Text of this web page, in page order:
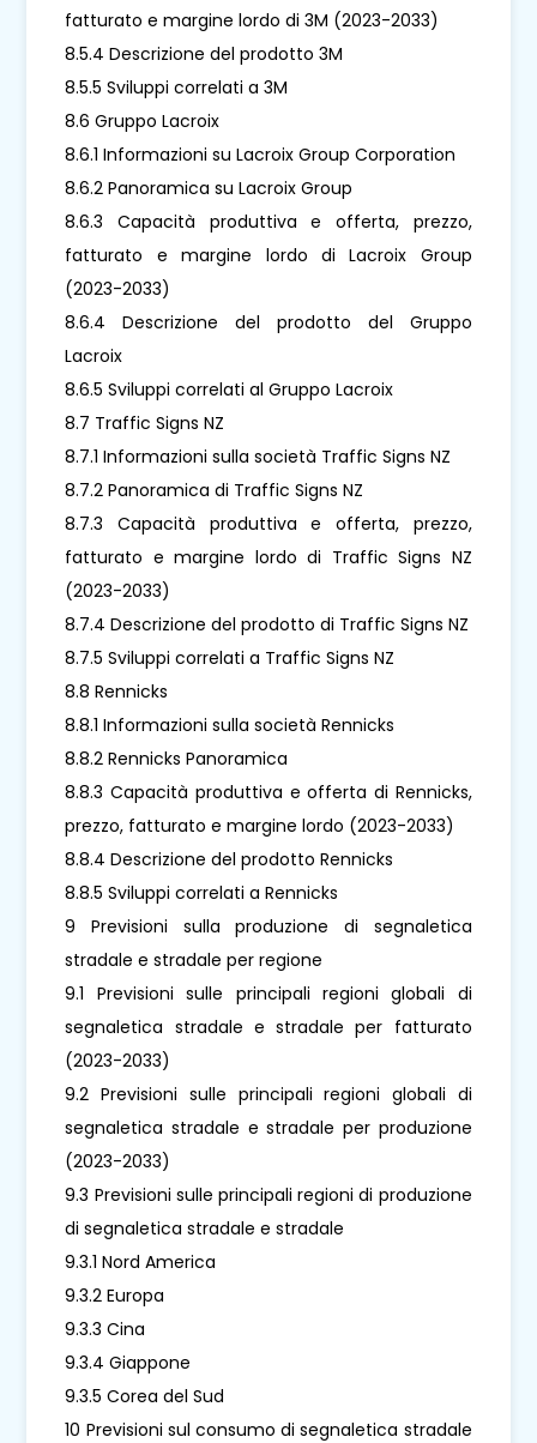
fatturato e margine lordo di 3M (2023-2033)
8.5.4 Descrizione del prodotto 3M
8.5.5 Sviluppi correlati a 3M
8.6 Gruppo Lacroix
8.6.1 Informazioni su Lacroix Group Corporation
8.6.2 Panoramica su Lacroix Group
8.6.3 Capacità produttiva e offerta, prezzo,
fatturato e margine lordo di Lacroix Group
(2023-2033)
8.6.4 Descrizione del prodotto del Gruppo
Lacroix
8.6.5 Sviluppi correlati al Gruppo Lacroix
8.7 Traffic Signs NZ
8.7.1 Informazioni sulla società Traffic Signs NZ
8.7.2 Panoramica di Traffic Signs NZ
8.7.3 Capacità produttiva e offerta, prezzo,
fatturato e margine lordo di Traffic Signs NZ
(2023-2033)
8.7.4 Descrizione del prodotto di Traffic Signs NZ
8.7.5 Sviluppi correlati a Traffic Signs NZ
8.8 Rennicks
8.8.1 Informazioni sulla società Rennicks
8.8.2 Rennicks Panoramica
8.8.3 Capacità produttiva e offerta di Rennicks,
prezzo, fatturato e margine lordo (2023-2033)
8.8.4 Descrizione del prodotto Rennicks
8.8.5 Sviluppi correlati a Rennicks
9 Previsioni sulla produzione di segnaletica
stradale e stradale per regione
9.1 Previsioni sulle principali regioni globali di
segnaletica stradale e stradale per fatturato
(2023-2033)
9.2 Previsioni sulle principali regioni globali di
segnaletica stradale e stradale per produzione
(2023-2033)
9.3 Previsioni sulle principali regioni di produzione
di segnaletica stradale e stradale
9.3.1 Nord America
9.3.2 Europa
9.3.3 Cina
9.3.4 Giappone
9.3.5 Corea del Sud
10 Previsioni sul consumo di segnaletica stradale